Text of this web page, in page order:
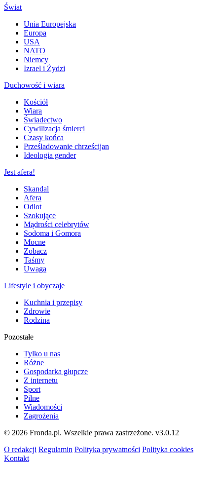
Świat
Unia Europejska
Europa
USA
NATO
Niemcy
Izrael i Żydzi
Duchowość i wiara
Kościół
Wiara
Świadectwo
Cywilizacja śmierci
Czasy końca
Prześladowanie chrześcijan
Ideologia gender
Jest afera!
Skandal
Afera
Odlot
Szokujące
Mądrości celebrytów
Sodoma i Gomora
Mocne
Zobacz
Taśmy
Uwaga
Lifestyle i obyczaje
Kuchnia i przepisy
Zdrowie
Rodzina
Pozostałe
Tylko u nas
Różne
Gospodarka głupcze
Z internetu
Sport
Pilne
Wiadomości
Zagrożenia
© 2026 Fronda.pl. Wszelkie prawa zastrzeżone. v3.0.12
O redakcji Regulamin Polityka prywatności Polityka cookies
Kontakt